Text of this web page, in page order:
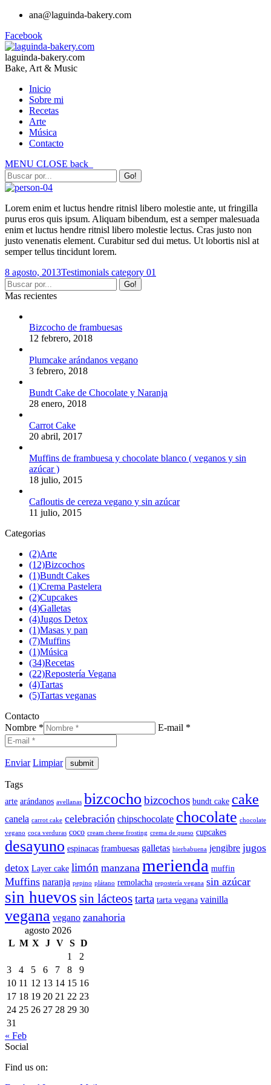
ana@laguinda-bakery.com
Facebook
laguinda-bakery.com
Bake, Art & Music
Inicio
Sobre mi
Recetas
Arte
Música
Contacto
MENU CLOSE back
Lorem enim et luctus hendre ritnisl libero molestie ante, ut fringilla
purus eros quis ipsum. Aliquam bibendum, est a semper malesuada
enim et luctus hendre ritnisl libero molestie lectus. Cras justo non
justo venenatis element. Curabitur sed dui metus. Ut lobortis nisl at
semper tellus tincidunt lorem.
8 agosto, 2013Testimonials category 01
Mas recientes
Bizcocho de frambuesas
12 febrero, 2018
Plumcake arándanos vegano
3 febrero, 2018
Bundt Cake de Chocolate y Naranja
28 enero, 2018
Carrot Cake
20 abril, 2017
Muffins de frambuesa y chocolate blanco ( veganos y sin
azúcar )
18 julio, 2015
Cafloutis de cereza vegano y sin azúcar
11 julio, 2015
Categorias
(2)Arte
(12)Bizcochos
(1)Bundt Cakes
(1)Crema Pastelera
(2)Cupcakes
(4)Galletas
(4)Jugos Detox
(1)Masas y pan
(7)Muffins
(1)Música
(34)Recetas
(22)Repostería Vegana
(4)Tartas
(5)Tartas veganas
Contacto
Nombre *
E-mail *
Enviar Limpiar
Tags
arte arándanos avellanas bizcocho bizcochos bundt cake cake
canela carrot cake celebración chipschocolate chocolate chocolate
vegano coca verduras coco cream cheese frosting crema de queso cupcakes
desayuno espinacas frambuesas galletas hierbabuena jengibre jugos
detox Layer cake limón manzana merienda muffin
Muffins naranja pepino plátano remolacha repostería vegana sin azúcar
sin huevos sin lácteostarta tarta vegana vainilla
vegana vegano zanahoria
agosto 2026
L M X J V S D
1
2
3
4 5 6 7 8
9
10 11 12 13 14 15 16
17 18 19 20 21 22 23
24 25 26 27 28 29 30
31
« Feb
Social
Find us on: